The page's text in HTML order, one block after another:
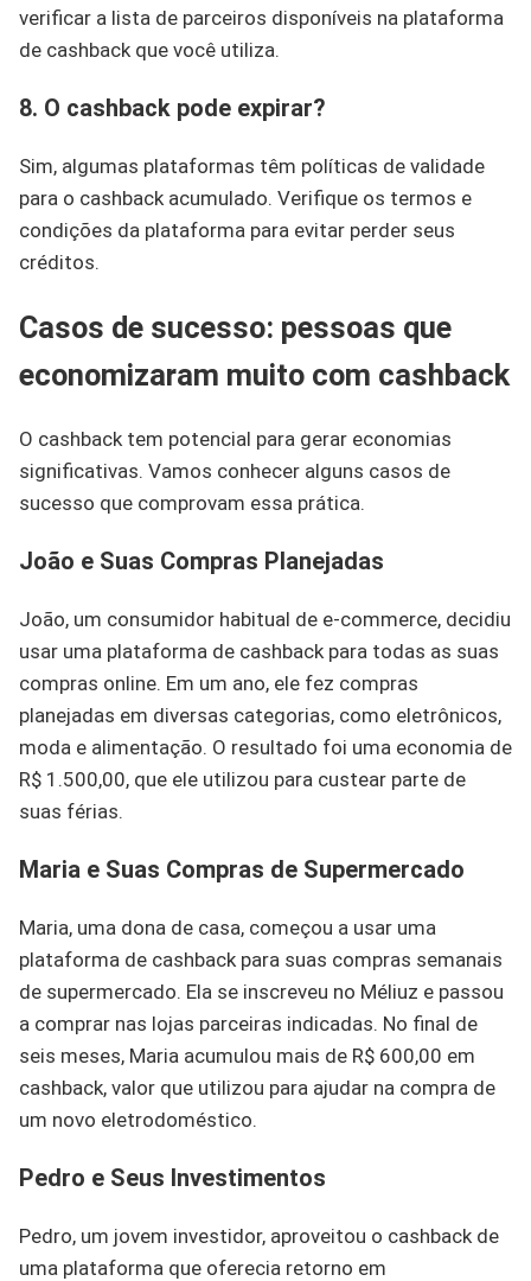
verificar a lista de parceiros disponíveis na plataforma
de cashback que você utiliza.
8. O cashback pode expirar?
Sim, algumas plataformas têm políticas de validade
para o cashback acumulado. Verifique os termos e
condições da plataforma para evitar perder seus
créditos.
Casos de sucesso: pessoas que
economizaram muito com cashback
O cashback tem potencial para gerar economias
significativas. Vamos conhecer alguns casos de
sucesso que comprovam essa prática.
João e Suas Compras Planejadas
João, um consumidor habitual de e-commerce, decidiu
usar uma plataforma de cashback para todas as suas
compras online. Em um ano, ele fez compras
planejadas em diversas categorias, como eletrônicos,
moda e alimentação. O resultado foi uma economia de
R$ 1.500,00, que ele utilizou para custear parte de
suas férias.
Maria e Suas Compras de Supermercado
Maria, uma dona de casa, começou a usar uma
plataforma de cashback para suas compras semanais
de supermercado. Ela se inscreveu no Méliuz e passou
a comprar nas lojas parceiras indicadas. No final de
seis meses, Maria acumulou mais de R$ 600,00 em
cashback, valor que utilizou para ajudar na compra de
um novo eletrodoméstico.
Pedro e Seus Investimentos
Pedro, um jovem investidor, aproveitou o cashback de
uma plataforma que oferecia retorno em